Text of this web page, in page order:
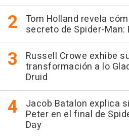
Tom Holland revela
secreto de Spider-Man:
Russell Crowe exhibe
transformación a lo
Druid
Jacob Batalon explica
Peter en el final de
Day